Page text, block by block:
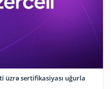
üzrə sertifikasiyası uğurla